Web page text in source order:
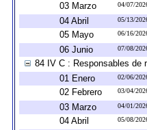
03 Marzo
04/07/
04 Abril
05/13/
05 Mayo
06/16/
06 Junio
07/08/
84 IV C : Responsables de
01 Enero
02/06/
02 Febrero
03/04/
03 Marzo
04/01/
04 Abril
05/08/